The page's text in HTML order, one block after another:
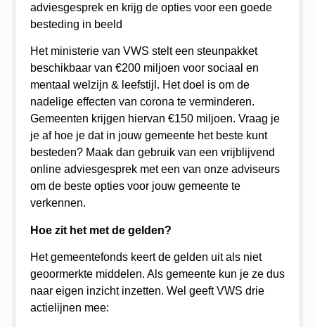
adviesgesprek en krijg de opties voor een goede
besteding in beeld
Het ministerie van VWS stelt een steunpakket
beschikbaar van €200 miljoen voor sociaal en
mentaal welzijn & leefstijl. Het doel is om de
nadelige effecten van corona te verminderen.
Gemeenten krijgen hiervan €150 miljoen. Vraag je
je af hoe je dat in jouw gemeente het beste kunt
besteden? Maak dan gebruik van een vrijblijvend
online adviesgesprek met een van onze adviseurs
om de beste opties voor jouw gemeente te
verkennen.
Hoe zit het met de gelden?
Het gemeentefonds keert de gelden uit als niet
geoormerkte middelen. Als gemeente kun je ze dus
naar eigen inzicht inzetten. Wel geeft VWS drie
actielijnen mee: